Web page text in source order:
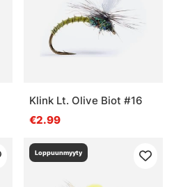
Klink Lt. Olive Biot #16
€2.99
Loppuunmyyty